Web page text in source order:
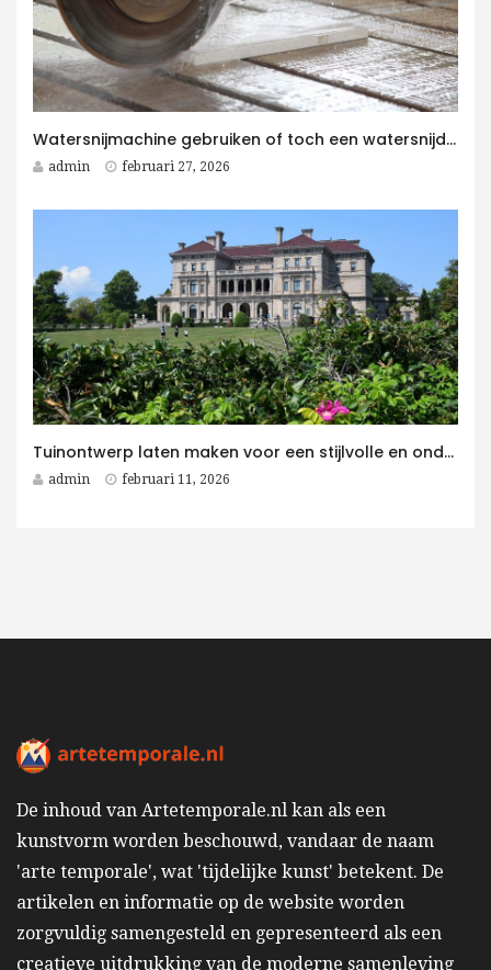
Watersnijmachine gebruiken of toch een watersnijder kopen voor jouw bedrijf?
admin februari 27, 2026
Tuinontwerp laten maken voor een stijlvolle en onderhoudsvriendelijke villatuin
admin februari 11, 2026
De inhoud van Artetemporale.nl kan als een
kunstvorm worden beschouwd, vandaar de naam
'arte temporale', wat 'tijdelijke kunst' betekent. De
artikelen en informatie op de website worden
zorgvuldig samengesteld en gepresenteerd als een
creatieve uitdrukking van de moderne samenleving